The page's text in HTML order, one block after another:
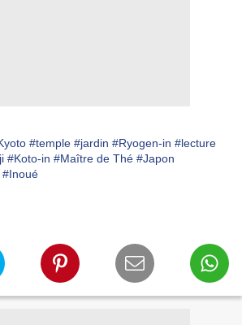
#temple #jardin #Ryogen-in #lecture
#Koto-in #Maître de Thé #Japon
#Inoué